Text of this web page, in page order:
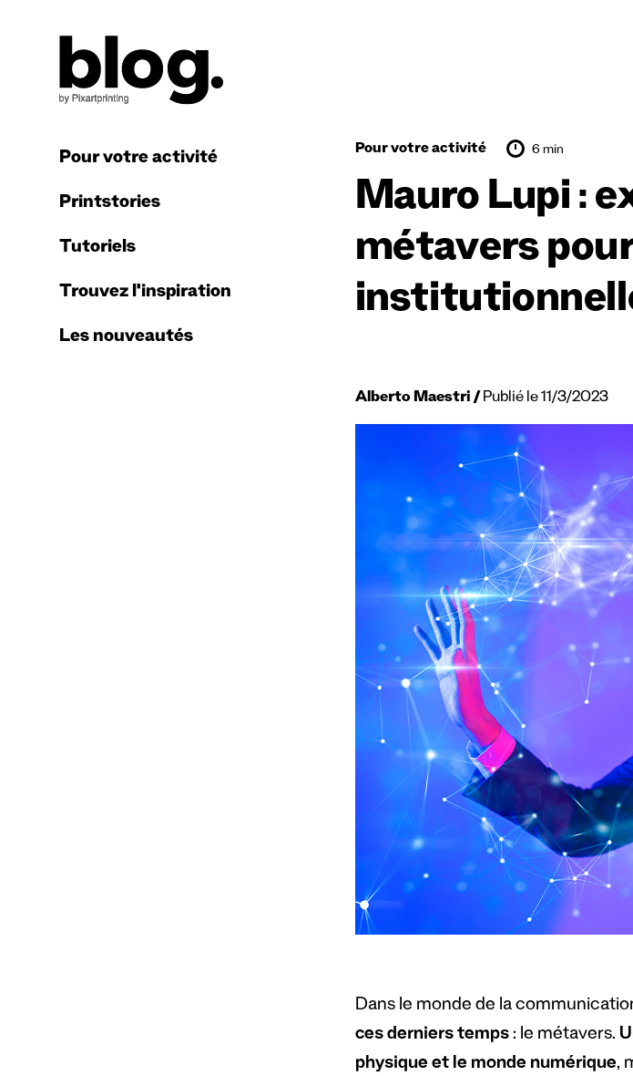
Pour votre activité
Printstories
Tutoriels
Trouvez l'inspiration
Les nouveautés
Pour votre activité 6 min
Mauro Lupi :
métavers
Alberto Maestri Publié le 11/3/2023
Dans le monde de la
ces derniers temps: le métavers.
physique et le monde numérique,